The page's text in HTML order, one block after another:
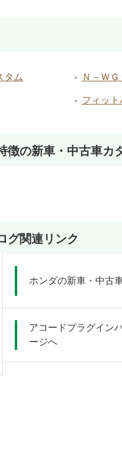
タム Ｎ－ＷＧ
フィット
徴の新車・中古車カ
グ関連リンク
ホンダの新車・中古
アコードプラグイン
ージへ